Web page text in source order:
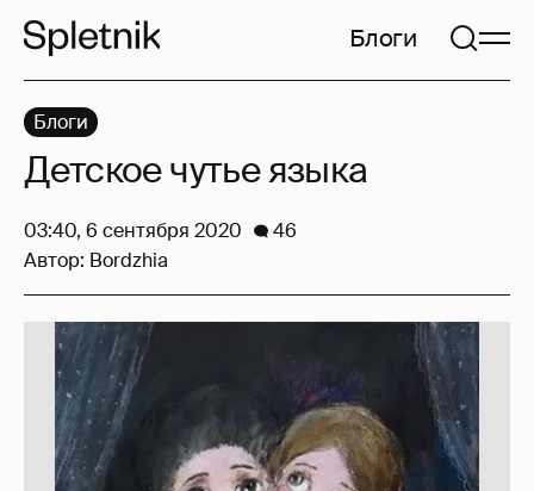
Блоги
Блоги
Детское чутье языка
03:40, 6 сентября 2020
46
Автор: Bordzhia